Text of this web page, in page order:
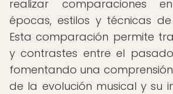
realizar comparaciones
épocas, estilos y técnicas
Esta comparación permite
y contrastes entre el
fomentando una
de la evolución musical y su